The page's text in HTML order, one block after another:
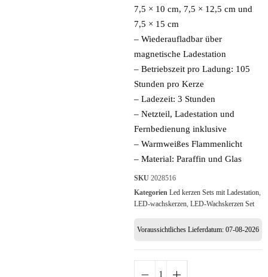
7,5 × 10 cm, 7,5 × 12,5 cm und
7,5 × 15 cm
– Wiederaufladbar über
magnetische Ladestation
– Betriebszeit pro Ladung: 105
Stunden pro Kerze
– Ladezeit: 3 Stunden
– Netzteil, Ladestation und
Fernbedienung inklusive
– Warmweißes Flammenlicht
– Material: Paraffin und Glas
SKU 2028516
Kategorien Led kerzen Sets mit Ladestation,
LED-wachskerzen, LED-Wachskerzen Set
Voraussichtliches Lieferdatum: 07-08-2026